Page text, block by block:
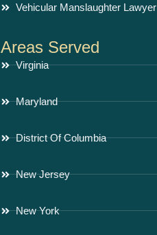
Vehicular Manslaughter Lawyer
Areas Served
Virginia
Maryland
District Of Columbia
New Jersey
New York